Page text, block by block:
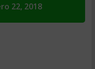
22, 2018